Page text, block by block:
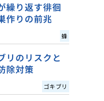
繰り返す徘徊
作りの前兆
蜂
リのリスクと
除対策
ゴキブリ